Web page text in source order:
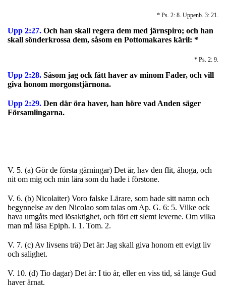
* Ps. 2: 8. Uppenb. 3: 21.
Upp 2:27. Och han skall regera dem med järnspiro; och han
skall sönderkrossa dem, såsom en Pottomakares käril: *
* Ps. 2: 9.
Upp 2:28. Såsom jag ock fått haver av minom Fader, och vill
giva honom morgonstjärnona.
Upp 2:29. Den där öra haver, han höre vad Anden säger
Församlingarna.
V. 5. (a) Gör de första gärningar) Det är, hav den flit, åhoga, och
nit om mig och min lära som du hade i förstone.
V. 6. (b) Nicolaiter) Voro falske Lärare, som hade sitt namn och
begynnelse av den Nicolao som talas om Ap. G. 6: 5. Vilke ock
hava umgåts med lösaktighet, och fört ett slemt leverne. Om vilka
man må läsa Epiph. l. 1. Tom. 2.
V. 7. (c) Av livsens trä) Det är: Jag skall giva honom ett evigt liv
och salighet.
V. 10. (d) Tio dagar) Det är: I tio år, eller en viss tid, så länge Gud
haver ärnat.